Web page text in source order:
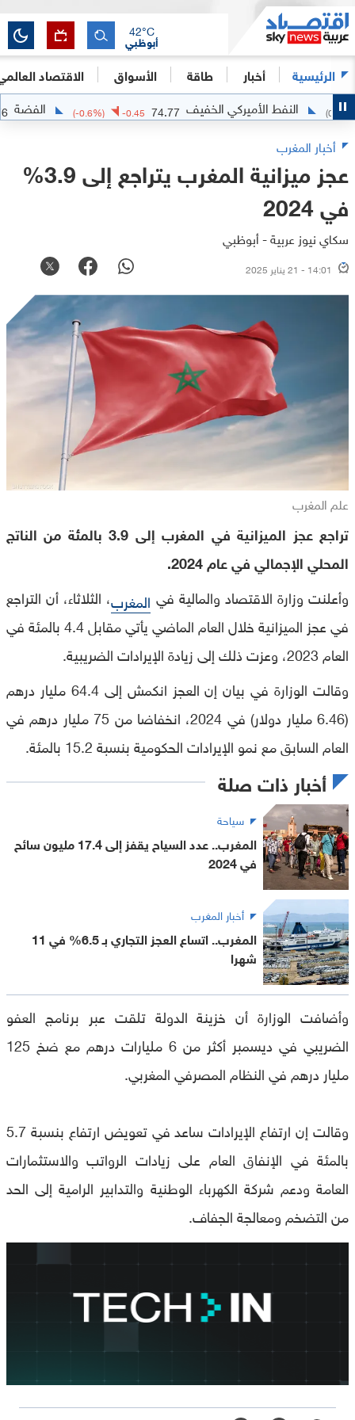
الرئيسية أخبار طاقة الأسواق الاقتصاد
أبوظبي
42°C
النفط الأميركي الخفيف 74.77
-0.45
( -0.6%) الفضة
أخبار المغرب
عجز ميزانية المغرب يتراجع إلى 3.9%
في 2024
سكاي نيوز عربية - أبوظبي
14:01 - 21 يناير 2025
علم المغرب
تراجع عجز الميزانية في المغرب إلى 3.9 بالمئة من الناتج
المحلي الإجمالي في عام 2024.
وأعلنت وزارة الاقتصاد والمالية في المغرب، الثلاثاء، أن التراجع
في عجز الميزانية خلال العام الماضي يأتي مقابل 4.4 بالمئة في
العام 2023، وعزت ذلك إلى زيادة الإيرادات الضريبية.
وقالت الوزارة في بيان إن العجز انكمش إلى 64.4 مليار درهم
(6.46 مليار دولار) في 2024، انخفاضا من 75 مليار درهم في
العام السابق مع نمو الإيرادات الحكومية بنسبة 15.2 بالمئة.
أخبار ذات صلة
سياحة
المغرب.. عدد السياح يقفز إلى 17.4 مليون سائح
في 2024
أخبار المغرب
المغرب.. اتساع العجز التجاري بـ 6.5% في 11
شهرا
وأضافت الوزارة أن خزينة الدولة تلقت عبر برنامج العفو
الضريبي في ديسمبر أكثر من 6 مليارات درهم مع ضخ 125
مليار درهم في النظام المصرفي المغربي.
وقالت إن ارتفاع الإيرادات ساعد في تعويض ارتفاع بنسبة 5.7
بالمئة في الإنفاق العام على زيادات الرواتب والاستثمارات
العامة ودعم شركة الكهرباء الوطنية والتدابير الرامية إلى الحد
من التضخم ومعالجة الجفاف.